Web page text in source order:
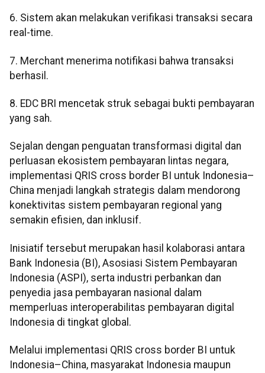
6. Sistem akan melakukan verifikasi transaksi secara
real-time.
7. Merchant menerima notifikasi bahwa transaksi
berhasil.
8. EDC BRI mencetak struk sebagai bukti pembayaran
yang sah.
Sejalan dengan penguatan transformasi digital dan
perluasan ekosistem pembayaran lintas negara,
implementasi QRIS cross border BI untuk Indonesia–
China menjadi langkah strategis dalam mendorong
konektivitas sistem pembayaran regional yang
semakin efisien, dan inklusif.
Inisiatif tersebut merupakan hasil kolaborasi antara
Bank Indonesia (BI), Asosiasi Sistem Pembayaran
Indonesia (ASPI), serta industri perbankan dan
penyedia jasa pembayaran nasional dalam
memperluas interoperabilitas pembayaran digital
Indonesia di tingkat global.
Melalui implementasi QRIS cross border BI untuk
Indonesia–China, masyarakat Indonesia maupun